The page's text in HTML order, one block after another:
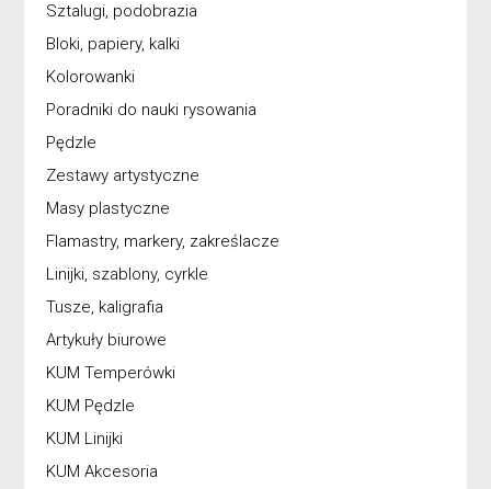
Sztalugi, podobrazia
Bloki, papiery, kalki
Kolorowanki
Poradniki do nauki rysowania
Pędzle
Zestawy artystyczne
Masy plastyczne
Flamastry, markery, zakreślacze
Linijki, szablony, cyrkle
Tusze, kaligrafia
Artykuły biurowe
KUM Temperówki
KUM Pędzle
KUM Linijki
KUM Akcesoria